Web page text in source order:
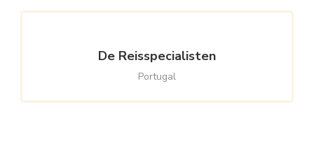
De Reisspecialisten
Portugal